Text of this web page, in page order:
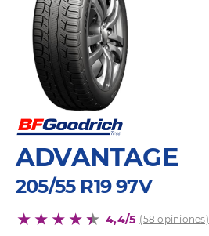
ADVANTAGE
205/55 R19 97V
4,4/5 (58 opiniones)